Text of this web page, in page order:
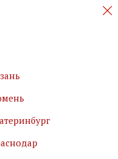
и новинки
сайта